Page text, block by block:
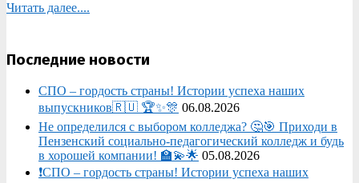
Читать далее....
Последние новости
СПО – гордость страны! Истории успеха наших
выпускников🇷🇺 🏆✨🎊 06.08.2026
Не определился с выбором колледжа? 🤔🎯 Приходи в
Пензенский социально-педагогический колледж и будь
в хорошей компании! 🏫💫🌟 05.08.2026
❗СПО – гордость страны! Истории успеха наших